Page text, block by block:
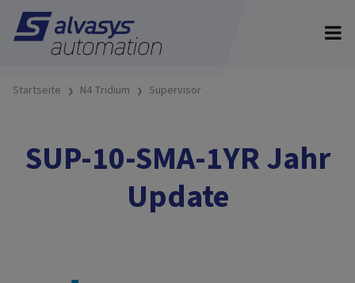
Startseite N4 Tridium Supervisor
SUP-10-SMA-1YR Jahr
Update